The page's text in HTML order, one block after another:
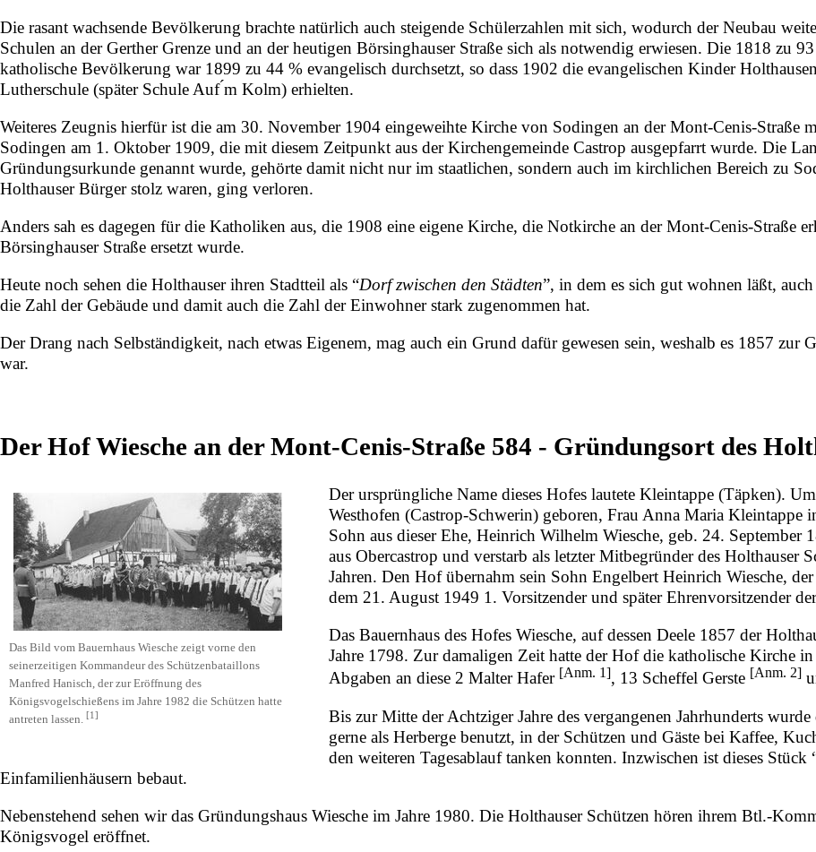
Die rasant wachsende Bevölkerung brachte natürlich auch steigende Schülerzahlen mit sich, wodurch der Neubau
Schulen an der Gerther Grenze und an der heutigen Börsinghauser Straße sich als notwendig erwiesen. Die 1818 zu
katholische Bevölkerung war 1899 zu 44 % evangelisch durchsetzt, so dass 1902 die evangelischen Kinder
Lutherschule (später Schule Auf ́m Kolm) erhielten.
Weiteres Zeugnis hierfür ist die am 30. November 1904 eingeweihte Kirche von Sodingen an derMont-Cenis-Straße
Sodingen am 1. Oktober 1909, die mit diesem Zeitpunkt aus der Kirchengemeinde Castrop ausgepfarrt wurde. Die
Gründungsurkunde genannt wurde, gehörte damit nicht nur im staatlichen, sondern auch im kirchlichen Bereich zu
Holthauser Bürger stolz waren, ging verloren.
Anders sah es dagegen für die Katholiken aus, die 1908 eine eigene Kirche, die Notkirche an der Mont-Cenis-Straße
Börsinghauser Straße ersetzt wurde.
Heute noch sehen die Holthauser ihren Stadtteil als “Dorf zwischen den Städten”, in dem es sich gut wohnen läßt,
die Zahl der Gebäude und damit auch die Zahl der Einwohner stark zugenommen hat.
Der Drang nach Selbständigkeit, nach etwas Eigenem, mag auch ein Grund dafür gewesen sein, weshalb es 1857 zur
war.
Der Hof Wiesche an der Mont-Cenis-Straße 584 - Gründungsort des
Das Bild vom Bauernhaus Wiesche zeigt vorne den
seinerzeitigen Kommandeur des Schützenbataillons
Manfred Hanisch, der zur Eröffnung des
Königsvogelschießens im Jahre 1982 die Schützen hatte
antreten lassen. [1]
Der ursprüngliche Name dieses Hofes lauteteKleintappe (Täpken). Um
Westhofen (Castrop-Schwerin) geboren, Frau Anna Maria
Sohn aus dieser Ehe,Heinrich Wilhelm Wiesche, geb.24. September
aus Obercastrop und verstarb als letzter Mitbegründer des Holthauser
Jahren. Den Hof übernahm sein Sohn Engelbert Heinrich Wiesche, der
dem21. August 1949 1. Vorsitzender und später Ehrenvorsitzender
Das Bauernhaus des Hofes Wiesche, auf dessen Deele 1857 der
Jahre 1798. Zur damaligen Zeit hatte der Hof die katholische Kirche
Abgaben an diese 2 Malter Hafer [Anm. 1], 13 Scheffel Gerste [Anm. 2]
Bis zur Mitte der Achtziger Jahre des vergangenen Jahrhunderts
gerne als Herberge benutzt, in der Schützen und Gäste bei Kaffee,
den weiteren Tagesablauf tanken konnten. Inzwischen ist dieses
Einfamilienhäusern bebaut.
Nebenstehend sehen wir das Gründungshaus Wiesche im Jahre 1980. Die Holthauser Schützen hören ihrem Btl.-
Königsvogel eröffnet.